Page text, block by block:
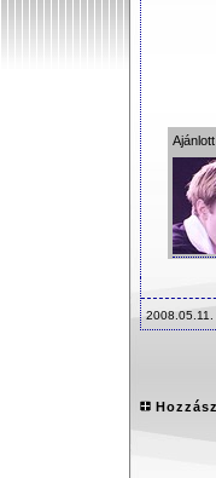
2008.05.11.